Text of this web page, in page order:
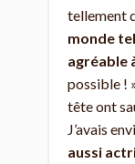
tellement
monde
agréable
possible !
tête ont
J’avais
aussi